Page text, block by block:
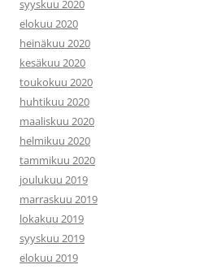
syyskuu 2020
elokuu 2020
heinäkuu 2020
kesäkuu 2020
toukokuu 2020
huhtikuu 2020
maaliskuu 2020
helmikuu 2020
tammikuu 2020
joulukuu 2019
marraskuu 2019
lokakuu 2019
syyskuu 2019
elokuu 2019